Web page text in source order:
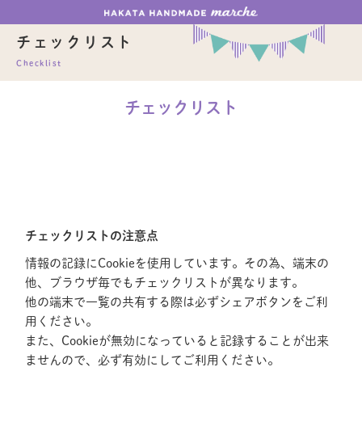
チェックリスト
Checklist
チェックリスト
チェックリストの注意点
情報の記録にCookieを使用しています。その為、端末の
他、ブラウザ毎でもチェックリストが異なります。
他の端末で一覧の共有する際は必ずシェアボタンをご利
用ください。
また、Cookieが無効になっていると記録することが出来
ませんので、必ず有効にしてご利用ください。